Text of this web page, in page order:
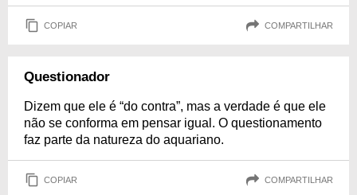
COPIAR COMPARTILHAR
Questionador
Dizem que ele é “do contra”, mas a verdade é que ele
não se conforma em pensar igual. O questionamento
faz parte da natureza do aquariano.
COPIAR COMPARTILHAR